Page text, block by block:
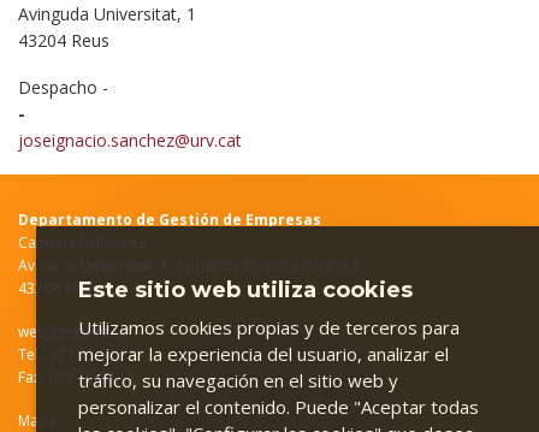
Avinguda Universitat, 1
43204 Reus
Despacho -
-
joseignacio.sanchez@urv.cat
Departamento de Gestión de Empresas
Campus Bellissens
Av. de la Universitat, 1, 2a planta Mas Vila Barberà
43204 Reus
webdge@urv.cat
Tel.: 977 75 98 71
Fax: 977 75 98 14
Mapa
Este sitio web utiliza cookies
Utilizamos cookies propias y de terceros para
mejorar la experiencia del usuario, analizar el
tráfico, su navegación en el sitio web y
personalizar el contenido. Puede "Aceptar todas